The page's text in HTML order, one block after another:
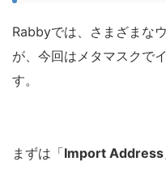
Rabbyでは、さまざまな
が、今回はメタマスクで
す。
まずは「Import Address